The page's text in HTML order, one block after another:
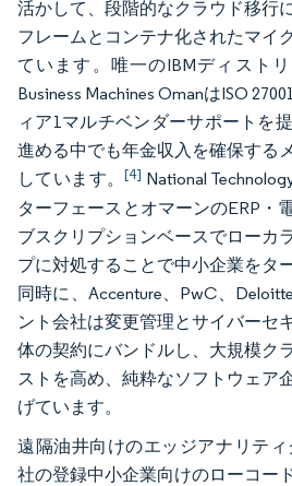
活かして、段階的なクラウド移行
フレームとコンテナ化されたマイ
ています。唯一のIBMディスト
Business Machines OmanはISO
ィア1マルチベンダーサポートを
進める中でも年金収入を確保する
しています。[4] National
ターフェースとオマーンのERP・
ブスクリプションベースでローカ
プに対処することで中小企業をタ
同時に、Accenture、PwC、
ント会社は変更管理とサイバーセ
体の契約にバンドルし、大規模ク
ストを高め、純粋なソフトウェア
げています。
遠隔油井向けのエッジアナリティ
社の登録中小企業向けのローコー